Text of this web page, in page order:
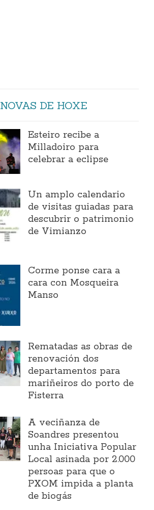
NOVAS DE HOXE
Esteiro recibe a
Milladoiro para
celebrar a eclipse
Un amplo calendario
de visitas guiadas para
descubrir o patrimonio
de Vimianzo
Corme ponse cara a
cara con Mosqueira
Manso
Rematadas as obras de
renovación dos
departamentos para
mariñeiros do porto de
Fisterra
A veciñanza de
Soandres presentou
unha Iniciativa Popular
Local asinada por 2.000
persoas para que o
PXOM impida a planta
de biogás